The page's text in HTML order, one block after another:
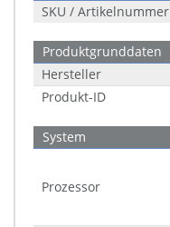
SKU / Artikelnummer
Produktgrunddaten
Hersteller
Produkt-ID
System
Prozessor